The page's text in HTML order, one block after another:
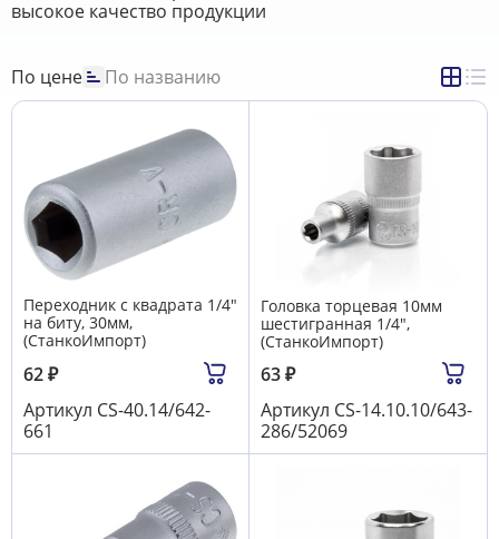
высокое качество продукции
По цене По названию
Переходник с квадрата 1/4"
на биту, 30мм,
(СтанкоИмпорт)
62₽
Артикул CS-40.14/642-
661
Головка торцевая 10мм
шестигранная 1/4",
(СтанкоИмпорт)
63₽
Артикул CS-14.10.10/643-
286/52069